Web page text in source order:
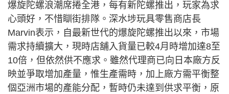
爆旋陀螺浪潮席捲全港，每有新陀螺推出，玩家為求
心頭好，不惜瞓街排隊。深水埗玩具零售商店長
Marvin表示，自最新世代的爆旋陀螺推出以來，市場
需求持續擴大，現時店舖入貨量已較4月時增加達8至
10倍，但依然供不應求。雖然代理商已向日本廠方反
映並爭取增加產量，惟生產需時，加上廠方需平衡整
個亞洲市場的產能分配，暫時仍未達到供求平衡，原